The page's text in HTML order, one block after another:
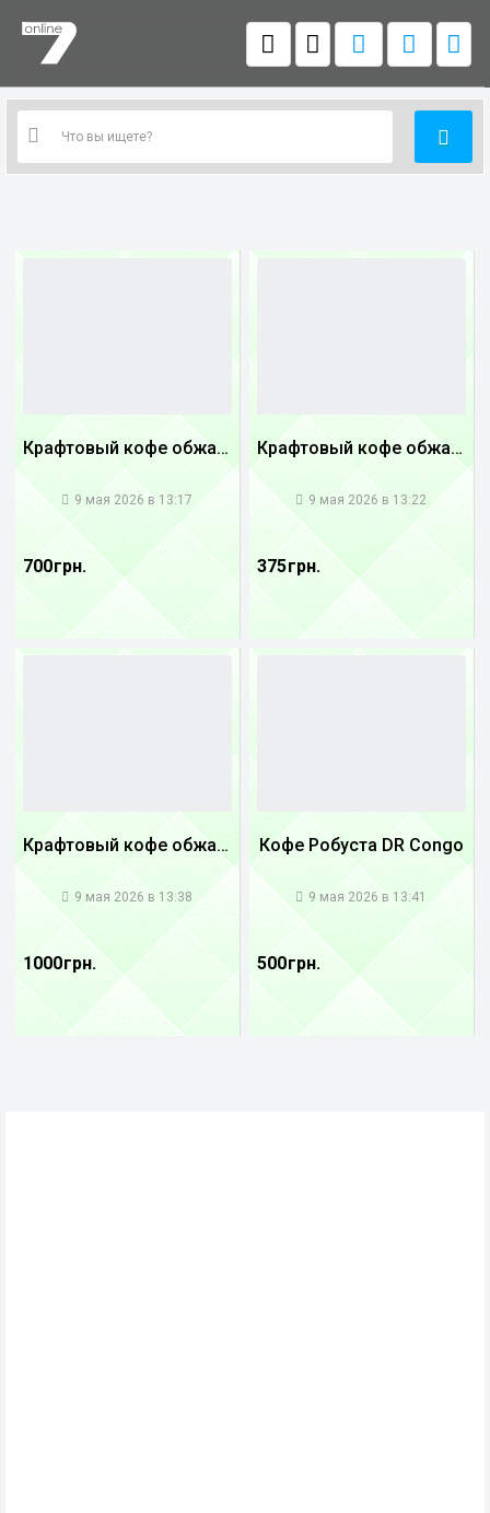
Крафтовый кофе обжареный купаж арабики 3...
9 мая 2026 в 13:17
700 грн.
Крафтовый кофе обжареный купаж арабики 5...
9 мая 2026 в 13:22
375 грн.
Крафтовый кофе обжареный Танзания
9 мая 2026 в 13:38
1000 грн.
Кофе Робуста DR Congo
9 мая 2026 в 13:41
500 грн.